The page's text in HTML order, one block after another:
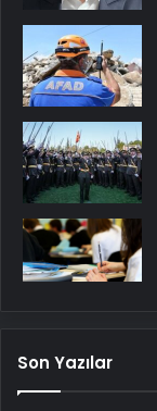
Son Yazılar